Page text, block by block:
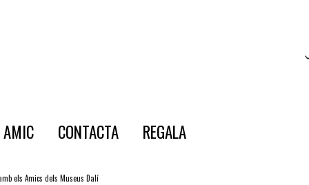
AMIC CONTACTA REGALA
els Amics dels Museus Dalí